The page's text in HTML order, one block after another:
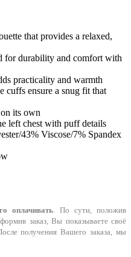
that provides a relaxed,
for durability and comfort with
practicality and warmth
cuffs ensure a snug fit that
its own
left chest with puff details
43% Viscose/7% Spandex
оплачивать. По сути, положив
заказ, Вы показываете своё
получения Вашего заказа, мы